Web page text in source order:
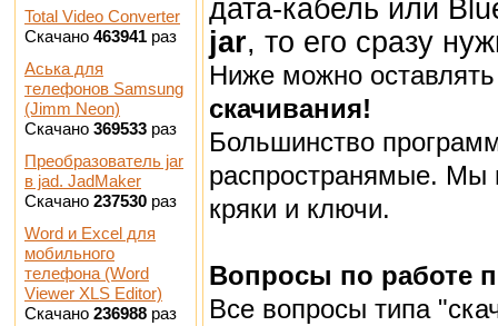
Total Video Converter
Скачано 463941 раз
Аська для
телефонов Samsung
(Jimm Neon)
Скачано 369533 раз
Преобразователь jar
в jad. JadMaker
Скачано 237530 раз
Word и Excel для
мобильного
телефона (Word
Viewer XLS Editor)
Скачано 236988 раз
дата-кабель или
jar, то его сразу
Ниже можно
скачивания!
Большинство
распространямые. Мы
кряки и ключи.
Вопросы по работе
Все вопросы типа